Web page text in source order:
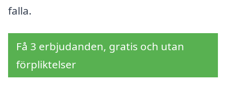
falla.
Få 3 erbjudanden, gratis och utan
förpliktelser